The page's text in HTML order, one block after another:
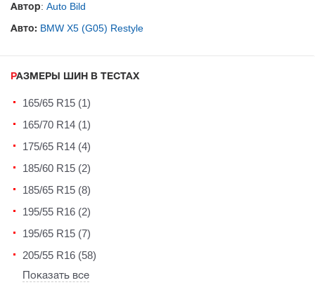
Автор: Auto Bild
Авто: BMW X5 (G05) Restyle
РАЗМЕРЫ ШИН В ТЕСТАХ
165/65 R15 (1)
165/70 R14 (1)
175/65 R14 (4)
185/60 R15 (2)
185/65 R15 (8)
195/55 R16 (2)
195/65 R15 (7)
205/55 R16 (58)
Показать все